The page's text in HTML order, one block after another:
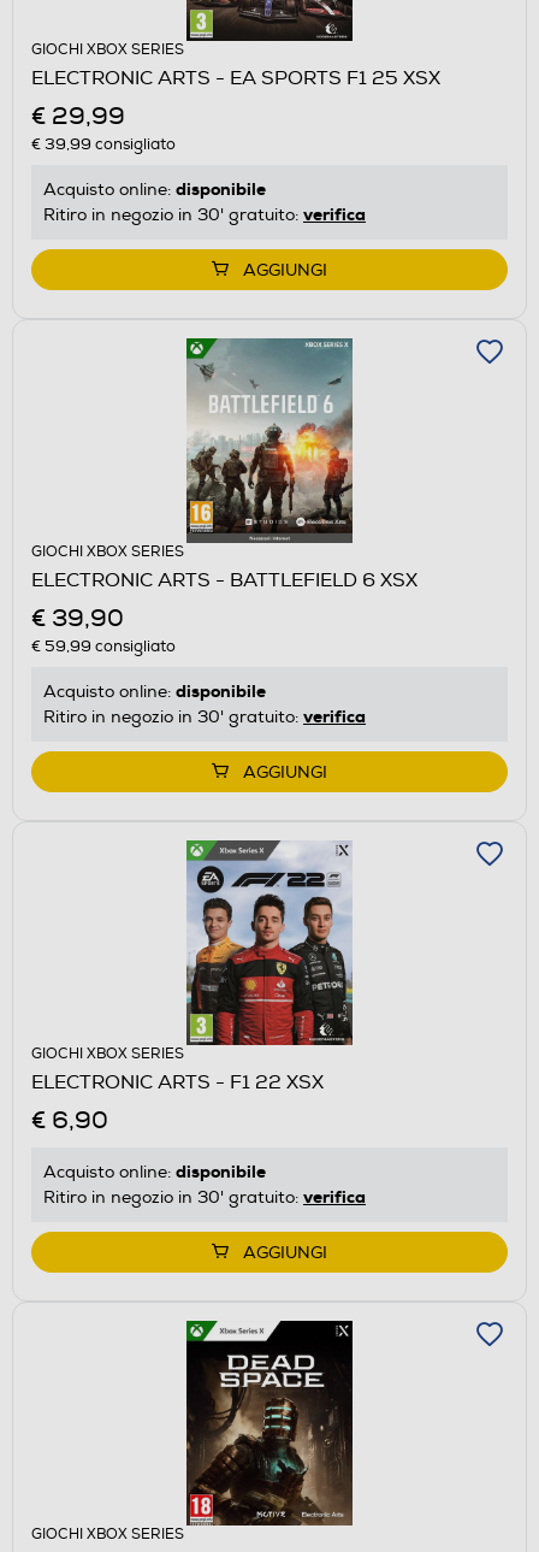
GIOCHI XBOX SERIES
ELECTRONIC ARTS - EA SPORTS F1 25 XSX
€ 29,99
€ 39,99 consigliato
Acquisto online: disponibile
Ritiro in negozio in 30' gratuito: verifica
AGGIUNGI
GIOCHI XBOX SERIES
ELECTRONIC ARTS - BATTLEFIELD 6 XSX
€ 39,90
€ 59,99 consigliato
Acquisto online: disponibile
Ritiro in negozio in 30' gratuito: verifica
AGGIUNGI
GIOCHI XBOX SERIES
ELECTRONIC ARTS - F1 22 XSX
€ 6,90
Acquisto online: disponibile
Ritiro in negozio in 30' gratuito: verifica
AGGIUNGI
GIOCHI XBOX SERIES